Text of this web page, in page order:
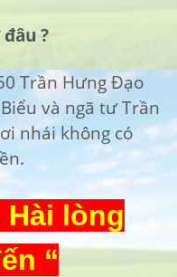
?
Trần Hưng Đạo
và ngã tư Trần
nhái không có
Hài lòng
“